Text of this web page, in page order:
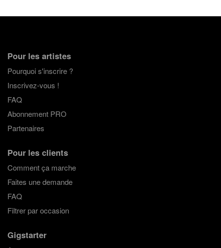
Pour les artistes
Pourquoi s'inscrire ?
Inscrivez-vous !
FAQ
Abonnement PRO
Partenaires
Pour les clients
Comment ça marche
Faites une demande
FAQ
Filtrer par occasion
Gigstarter